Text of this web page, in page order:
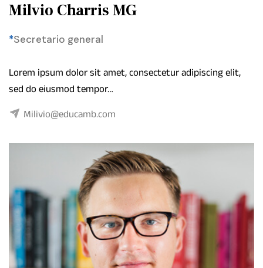
Milvio Charris MG
*Secretario general
Lorem ipsum dolor sit amet, consectetur adipiscing elit,
sed do eiusmod tempor…
Milivio@educamb.com